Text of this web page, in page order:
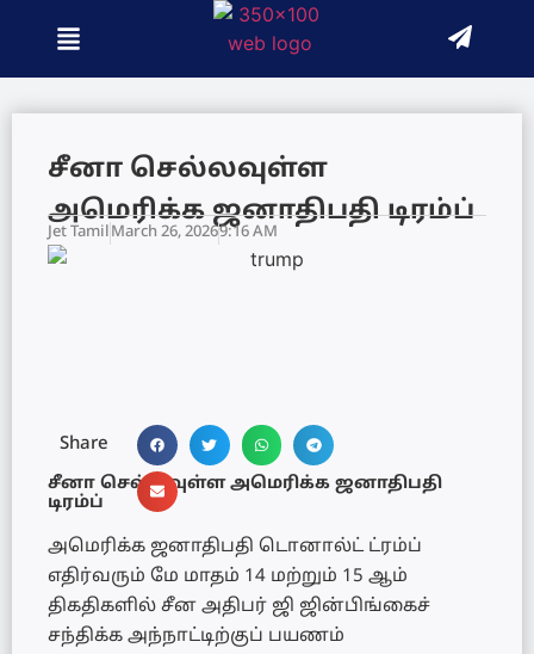
சீனா செல்லவுள்ள
அமெரிக்க ஜனாதிபதி டிரம்ப்
Jet TamilMarch 26, 20269:16 AM
Share
சீனா செல்லவுள்ள அமெரிக்க ஜனாதிபதி
டிரம்ப்
அமெரிக்க ஜனாதிபதி டொனால்ட் ட்ரம்ப்
எதிர்வரும் மே மாதம் 14 மற்றும் 15 ஆம்
திகதிகளில் சீன அதிபர் ஜி ஜின்பிங்கைச்
சந்திக்க அந்நாட்டிற்குப் பயணம்